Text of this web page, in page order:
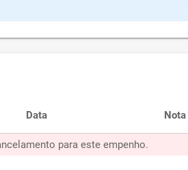
Data Nota
para este empenho.